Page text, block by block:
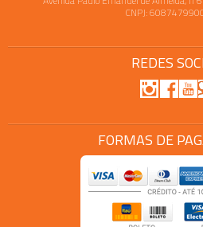
CNPJ:
REDES
FORMAS DE